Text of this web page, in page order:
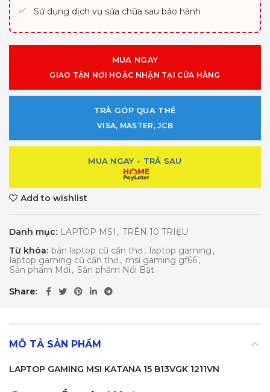
Sử dụng dịch vụ sửa chữa sau bảo hành
MUA NGAY
GIAO TẬN NƠI HOẶC NHẬN TẠI CỬA HÀNG
TRẢ GÓP QUA THẺ
VISA, MASTER, JCB
MUA NGAY - TRẢ SAU
Add to wishlist
Danh mục: LAPTOP MSI , TRÊN 10 TRIỆU
Từ khóa: bán laptop cũ cần thơ , laptop gaming ,
laptop gaming cũ cần thơ , msi gaming gf66,
Sản phẩm Mới , Sản phẩm Nổi Bật
Share
MÔ TẢ SẢN PHẨM
LAPTOP GAMING MSI KATANA 15 B13VGK 1211VN